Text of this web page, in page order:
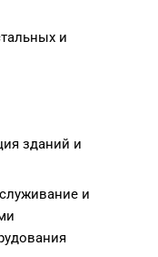
и
зданий и
и